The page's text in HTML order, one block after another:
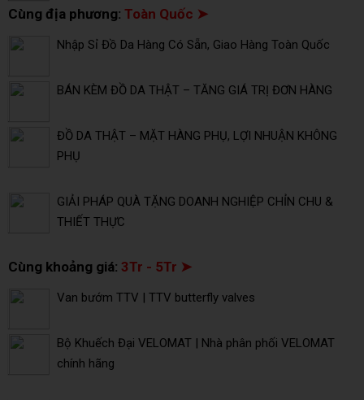
Cùng địa phương: Toàn Quốc ➤
Nhập Sỉ Đồ Da Hàng Có Sẵn, Giao Hàng Toàn Quốc
BÁN KÈM ĐỒ DA THẬT – TĂNG GIÁ TRỊ ĐƠN HÀNG
ĐỒ DA THẬT – MẶT HÀNG PHỤ, LỢI NHUẬN KHÔNG
PHỤ
GIẢI PHÁP QUÀ TẶNG DOANH NGHIỆP CHỈN CHU &
THIẾT THỰC
Cùng khoảng giá: 3Tr - 5Tr ➤
Van bướm TTV | TTV butterfly valves
Bộ Khuếch Đại VELOMAT | Nhà phân phối VELOMAT
chính hãng